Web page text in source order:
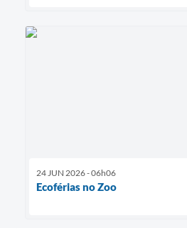
24 JUN 2026 - 06h06
Ecoférias no Zoo